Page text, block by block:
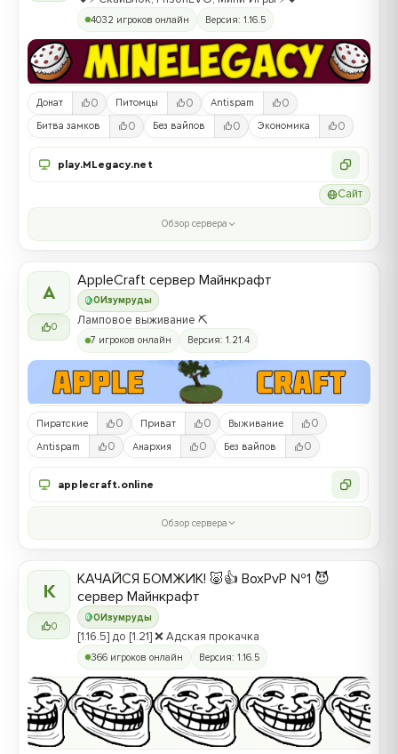
4032 игроков онлайн Версия: 1.16.5
Донат 0 Питомцы 0 Antispam 0
Битва замков 0 Без вайпов 0 Экономика 0
play.MLegacy.net
Сайт
Обзор сервера
A
0
0 Изумруды
AppleCraft сервер Майнкрафт
Ламповое выживание ⛏️
7 игроков онлайн Версия: 1.21.4
Пиратские 0 Приват 0 Выживание 0
Antispam 0 Анархия 0 Без вайпов 0
applecraft.online
Обзор сервера
К
0
0Изумруды
КАЧАЙСЯ БОМЖИК! 🐷👍 BoxPvP №1 😈
сервер Майнкрафт
[1.16.5] до [1.21] ❌ Адская прокачка
366 игроков онлайн Версия: 1.16.5